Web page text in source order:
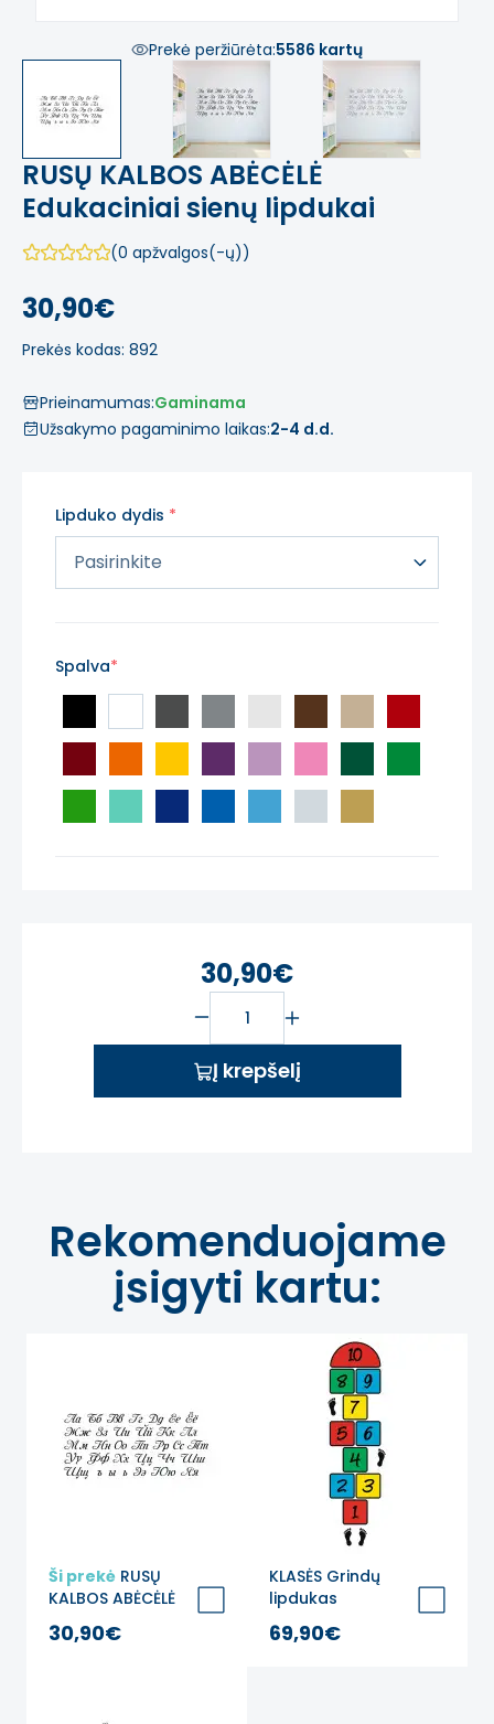
Prekė peržiūrėta:5586 kartų
RUSŲ KALBOS ABĖCĖLĖ
Edukaciniai sienų lipdukai
(0 apžvalgos(-ų))
30,90€
Prekės kodas: 892
Prieinamumas:Gaminama
Užsakymo pagaminimo laikas:2-4 d.d.
Lipduko dydis
Spalva
30,90€
Į krepšelį
Rekomenduojame
įsigyti kartu:
Ši prekė RUSŲ
KALBOS ABĖCĖLĖ
Edukaciniai sienų
lipdukai
30,90€
KLASĖS Grindų
lipdukas
žaidimams
69,90€